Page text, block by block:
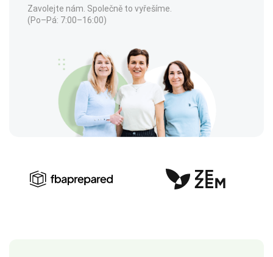
Zavolejte nám. Společně to vyřešíme.
(Po–Pá: 7:00–16:00)